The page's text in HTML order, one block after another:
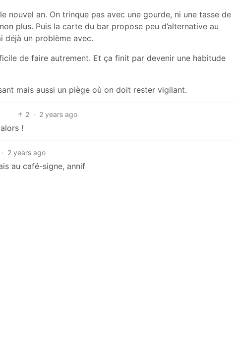
nouvel an. On trinque pas avec une gourde, ni une tasse de
plus. Puis la carte du bar propose peu d’alternative au
déjà un problème avec.
de faire autrement. Et ça finit par devenir une habitude
mais aussi un piège où on doit rester vigilant.
2 · 2 years ago
!
· 2 years ago
au café-signe, annif